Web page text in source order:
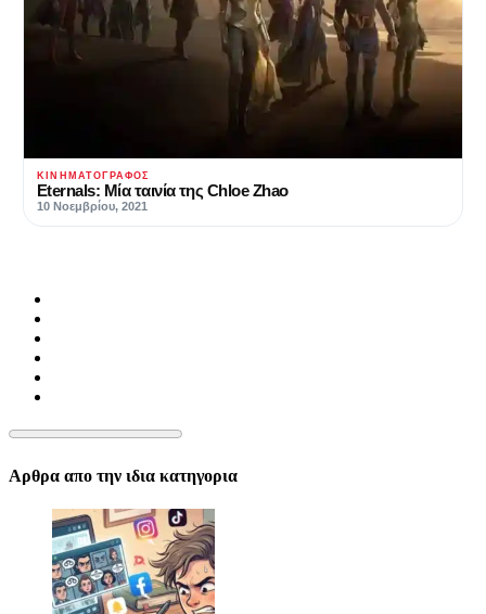
ΚΙΝΗΜΑΤΟΓΡΆΦΟΣ
Eternals: Μία ταινία της Chloe Zhao
10 Νοεμβρίου, 2021
Αρθρα απο την ιδια κατηγορια